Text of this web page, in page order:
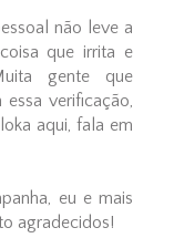
não leve a
que irrita e
gente que
verificação,
aqui, fala em
eu e mais
agradecidos!